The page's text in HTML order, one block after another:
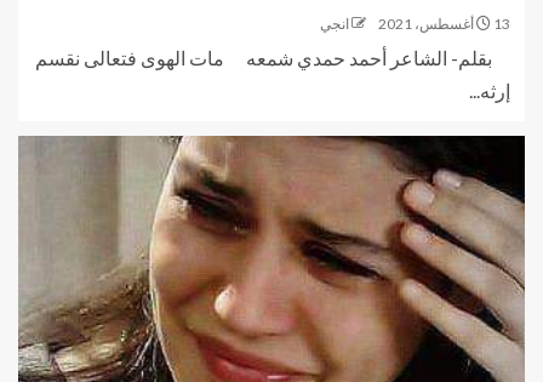
13 أغسطس، 2021 انجي
بقلم- الشاعر أحمد حمدي شمعه مات الهوى فتعالى نقسم
إرثه...